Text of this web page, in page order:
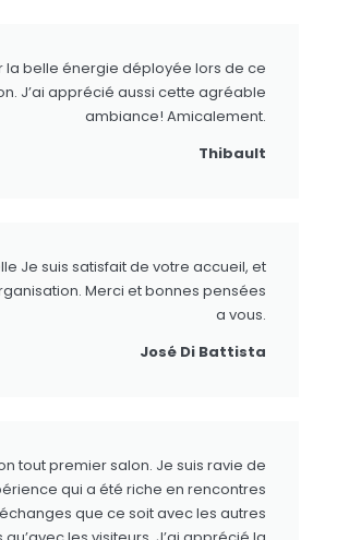
la belle énergie déployée lors de ce
J’ai apprécié aussi cette agréable
ambiance! Amicalement.
Thibault
Je suis satisfait de votre accueil, et
Merci et bonnes pensées
a vous.
José Di Battista
tout premier salon. Je suis ravie de
qui a été riche en rencontres
que ce soit avec les autres